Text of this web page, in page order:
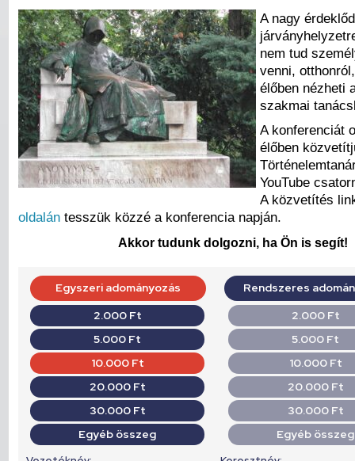
A nagy
nem tud
venni,
élőben nézheti
szakmai
A konferenciát
élőben
YouTube
A közvetítés
oldalán tesszük közzé a konferencia napján.
Akkor tudunk dolgozni, ha Ön is segít!